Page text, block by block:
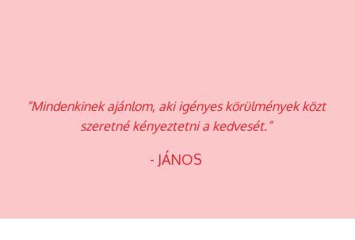
“Mindenkinek ajánlom, aki igényes körülmények közt
szeretné kényeztetni a kedvesét.”
- JÁNOS